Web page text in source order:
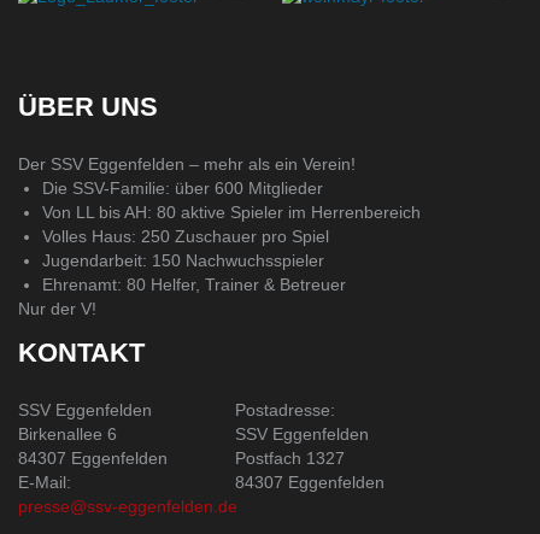
ÜBER UNS
Der SSV Eggenfelden – mehr als ein Verein!
Die SSV-Familie: über 600 Mitglieder
Von LL bis AH: 80 aktive Spieler im Herrenbereich
Volles Haus: 250 Zuschauer pro Spiel
Jugendarbeit: 150 Nachwuchsspieler
Ehrenamt: 80 Helfer, Trainer & Betreuer
Nur der V!
KONTAKT
SSV Eggenfelden
Birkenallee 6
84307 Eggenfelden
E-Mail:
presse@ssv-eggenfelden.de
Postadresse:
SSV Eggenfelden
Postfach 1327
84307 Eggenfelden